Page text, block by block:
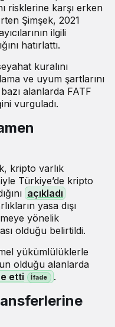
risklerine karşı erken
Şimşek, 2021
ilgili
hatırlattı.
kuralını
ve uyum şartlarını
alanlarda FATF
vurguladı.
kripto varlık
Türkiye’de kripto
açıkladı
yasa dışı
yönelik
olduğu belirtildi.
yükümlülüklerle
olduğu alanlarda
etti .